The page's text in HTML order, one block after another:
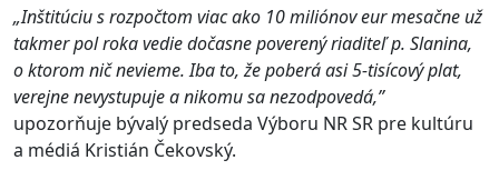
„Inštitúciu s rozpočtom viac ako 10 miliónov eur mesačne už
takmer pol roka vedie dočasne poverený riaditeľ p. Slanina,
o ktorom nič nevieme. Iba to, že poberá asi 5-tisícový plat,
verejne nevystupuje a nikomu sa nezodpovedá,”
upozorňuje bývalý predseda Výboru NR SR pre kultúru
a médiá Kristián Čekovský.